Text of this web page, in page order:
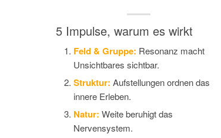
5 Impulse, warum es wirkt
Feld & Gruppe: Resonanz macht
Unsichtbares sichtbar.
Struktur: Aufstellungen ordnen das
innere Erleben.
Natur: Weite beruhigt das
Nervensystem.